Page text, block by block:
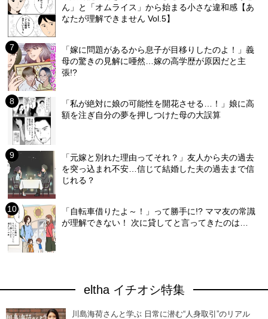
ん」と「オムライス」から始まる小さな違和感【あ
なたが理解できません Vol.5】
「嫁に問題があるから息子が目移りしたのよ！」義
母の驚きの見解に唖然…嫁の高学歴が原因だと主
張!?
「私が絶対に娘の可能性を開花させる…！」娘に高
額を注ぎ自分の夢を押しつけた母の大誤算
「元嫁と別れた理由ってそれ？」友人から夫の過去
を突っ込まれ不安…信じて結婚した夫の過去まで信
じれる？
「自転車借りたよ～！」って勝手に!? ママ友の常識
が理解できない！ 次に貸してと言ってきたのは…
eltha イチオシ特集
川島海荷さんと学ぶ 日常に潜む“人身取引”のリアル